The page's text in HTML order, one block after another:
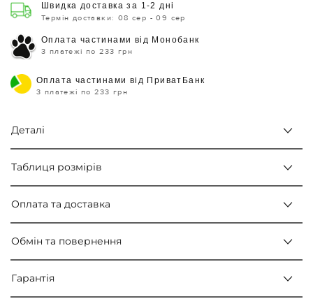
Швидка доставка за 1-2 дні
Термін доставки: 08 сер - 09 сер
Оплата частинами від Монобанк
3 платежі по 233 грн
Оплата частинами від ПриватБанк
3 платежі по 233 грн
Деталі
Таблиця розмірів
Оплата та доставка
Обмін та повернення
Гарантія